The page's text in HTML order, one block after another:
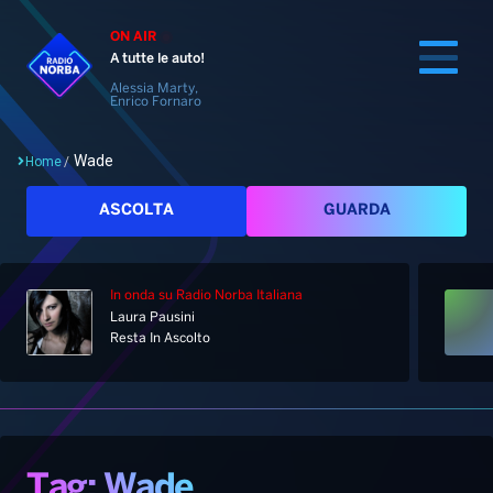
ON AIR
A tutte le auto!
Alessia Marty,
Enrico Fornaro
Home
Palinsesto
Notizie
Home/ Wade
ASCOLTA GUARDA
In onda su Radio Norba Italiana
Laura Pausini
Resta In Ascolto